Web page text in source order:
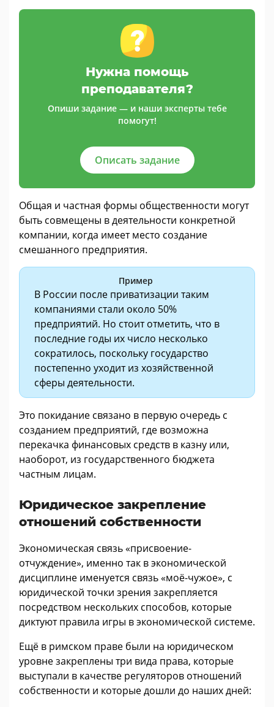
Нужна помощь
преподавателя?
Опиши задание — и наши эксперты тебе
помогут!
Описать задание
Общая и частная формы общественности могут
быть совмещены в деятельности конкретной
компании, когда имеет место создание
смешанного предприятия.
Пример
В России после приватизации таким
компаниями стали около 50%
предприятий. Но стоит отметить, что в
последние годы их число несколько
сократилось, поскольку государство
постепенно уходит из хозяйственной
сферы деятельности.
Это покидание связано в первую очередь с
созданием предприятий, где возможна
перекачка финансовых средств в казну или,
наоборот, из государственного бюджета
частным лицам.
Юридическое закрепление
отношений собственности
Экономическая связь «присвоение-
отчуждение», именно так в экономической
дисциплине именуется связь «моё-чужое», с
юридической точки зрения закрепляется
посредством нескольких способов, которые
диктуют правила игры в экономической системе.
Ещё в римском праве были на юридическом
уровне закреплены три вида права, которые
выступали в качестве регуляторов отношений
собственности и которые дошли до наших дней: